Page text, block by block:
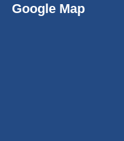
Google Map